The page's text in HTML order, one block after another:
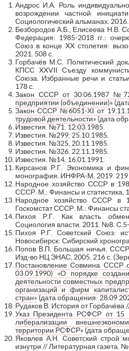
Андрос И.А. Роль
возрождении частной
Социологический альманах.
Безбородов А.Б., Елисеева Н.В.
Федерация: 1985-2018 гг.:
Союз в конце XX столетия:
2021. 508 с.
Горбачёв М.С. Политический
КПСС XXVII Съезду
Союза. Избранные речи и
178 с.
Закон СССР от 30.06.1987
предприятии (объединении)»
Закон СССР №6051-XI от
трудовой деятельности»(дата
Известия. №71. 12.03.1985.
Известия. №299. 25.10.1985.
Известия. №325. 20.11.1985.
Известия. №326. 22.11.1985.
Известия. №14. 16.01.1991.
Кирсанов Р.Г. Экономика и
монография. ИНФРА-М, 2019. 219
Народное хозяйство СССР в
СССР. М.: Финансы и статистика,
Народное хозяйство СССР в
Госкомстат СССР. М.: Финансы
Пихоя Р.Г. Как власть
Социология власти. 2011. №8. С.5-
Пихоя Р.Г. Советский Союз:
Новосибирск: Сибирский
Попов В.П. Большая ничья.
Изд-во НЦ ЭНАС, 2005. 216 с.
Постановление Совмина СССР
03.09.1990) «О порядке
деятельности совместных
организаций и фирм
стран»(дата обращения:
Рудаков В. История от
Указ Президента РСФСР от
либерализации
территории РСФСР»(дата
Яковлев А.Н. Советский строй
изнутри // Литературная газета.